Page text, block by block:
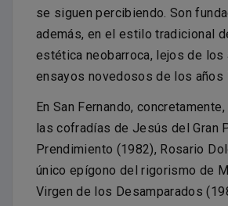
se siguen percibiendo. Son
además, en el estilo tradicional
estética neobarroca, lejos de
ensayos novedosos de los años
En San Fernando,
las cofradías de Jesús del Gran
Prendimiento (1982), Rosario
único epígono del rigorismo de
Virgen de los Desamparados